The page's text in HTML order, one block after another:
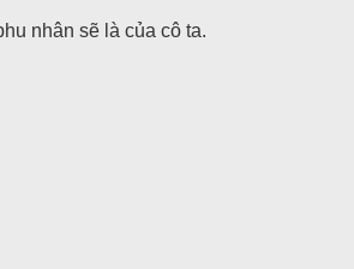
nhân sẽ là của cô ta.